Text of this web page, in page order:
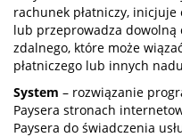
rachunek płatniczy,
lub przeprowadza dowolną
zdalnego, które może
płatniczego lub innych
System – rozwiązanie
Paysera stronach
Paysera do świadczenia